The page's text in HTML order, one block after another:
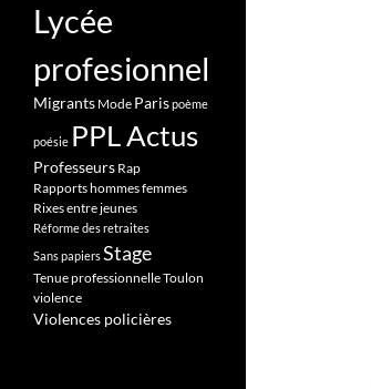
Lycée
profesionnel
Migrants Mode Parispoème
poésie PPL Actus
Professeurs Rap
Rapports hommes femmes
Rixes entre jeunes
Réforme des retraites
Sans papiersStage
Tenue professionnelleToulon
violence
Violences policières